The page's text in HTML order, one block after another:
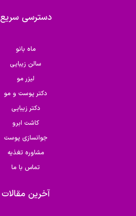
دسترسی سریع
ماه بانو
سالن زیبایی
لیزر مو
دکتر پوست و مو
دکتر زیبایی
کاشت ابرو
جوانسازی پوست
مشاوره تغذیه
تماس با ما
آخرین مقالات